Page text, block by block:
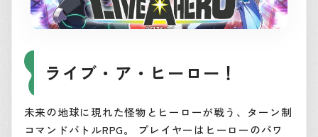
ライブ・ア・ヒーロー！
未来の地球に現れた怪物とヒーローが戦う、ターン制
コマンドバトルRPG。 プレイヤーはヒーローのパワ